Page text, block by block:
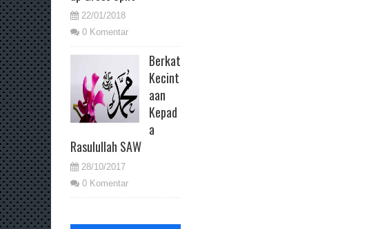
22/01/2018
0 Komentar
Berkat
Kecint
aan
Kepad
a
Rasulullah SAW
28/10/2017
0 Komentar